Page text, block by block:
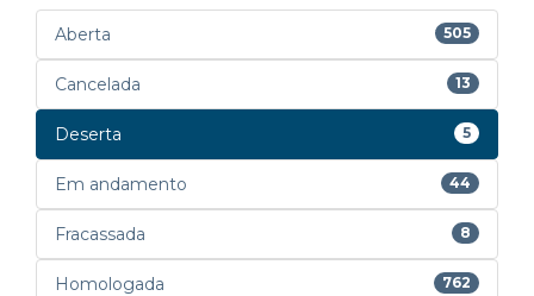
Aberta 505
Cancelada 13
Deserta 5
Em andamento 44
Fracassada 8
Homologada 762